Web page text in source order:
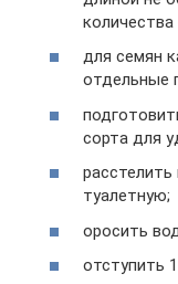
количества
для семян
отдельные
сорта для
расстелить
туалетную;
оросить
отступить